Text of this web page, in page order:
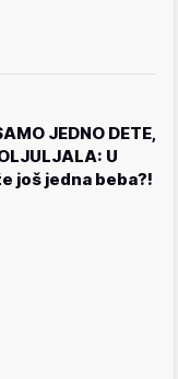
JEDNO DETE,
U
još jedna beba?!